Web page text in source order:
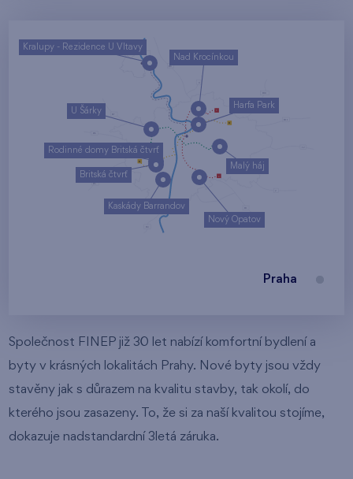
Nový Opatov
Malý háj
U Šárky
Kaskády Barrandov
Harfa Park
Nad Krocínkou
Rodinné domy Britská čtvrť
Britská čtvrť
Kralupy - Rezidence U Vltavy
Praha
Společnost FINEP již 30 let nabízí komfortní bydlení a
byty v krásných lokalitách Prahy. Nové byty jsou vždy
stavěny jak s důrazem na kvalitu stavby, tak okolí, do
kterého jsou zasazeny. To, že si za naší kvalitou stojíme,
dokazuje nadstandardní 3letá záruka.